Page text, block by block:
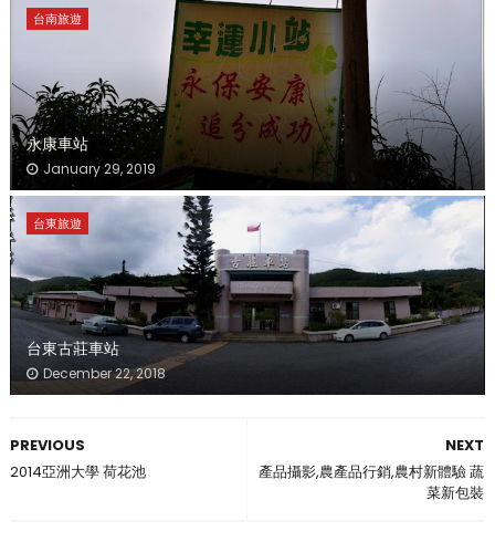
台南旅遊
永康車站
January 29, 2019
台東旅遊
台東古莊車站
December 22, 2018
NEXT
產品攝影,農產品行銷,農村新體驗 蔬
菜新包裝
PREVIOUS
2014亞洲大學 荷花池